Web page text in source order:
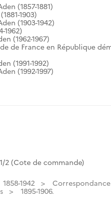
(1857-1881)
1903)
(1903-1942)
1962)
(1962-1967)
de France en République
(1991-1992)
(1992-1997)
2 (Cote de commande)
1858-1942 Correspondance
1895-1906.